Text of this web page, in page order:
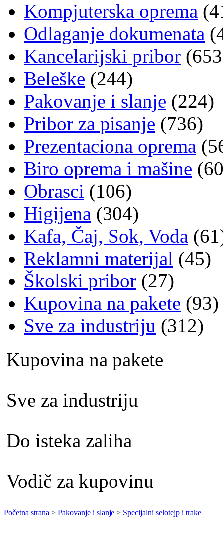
Kompjuterska oprema
Odlaganje dokumenata
Kancelarijski pribor
Beleške (244)
Pakovanje i slanje (224)
Pribor za pisanje (736)
Prezentaciona oprema
Biro oprema i mašine
Obrasci (106)
Higijena (304)
Kafa, Čaj, Sok, Voda
Reklamni materijal (45)
Školski pribor (27)
Kupovina na pakete (93)
Sve za industriju (312)
Kupovina na pakete
Sve za industriju
Do isteka zaliha
Vodič za kupovinu
Početna strana > Pakovanje i slanje > Specijalni selotejp i trake